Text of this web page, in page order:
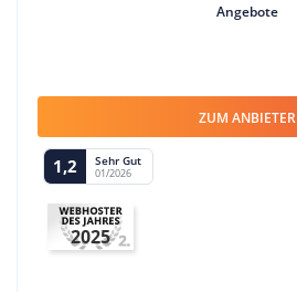
Angebote
ZUM ANBIETER
1,2 Sehr Gut
01/2026
2025